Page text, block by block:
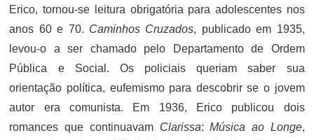
Erico, tornou-se leitura obrigatória para adolescentes nos
anos 60 e 70. Caminhos Cruzados, publicado em 1935,
levou-o a ser chamado pelo Departamento de Ordem
Pública e Social. Os policiais queriam saber sua
orientação política, eufemismo para descobrir se o jovem
autor era comunista. Em 1936, Erico publicou dois
romances que continuavam Clarissa:Música ao Longe,